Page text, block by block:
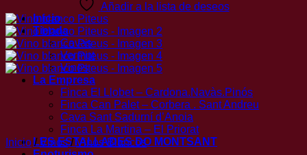
Inicio
Tienda
Cavas
Vermut
Vinos
La Empresa
Finca El Llobet – Cardona.Navàs.Pinós
Finca Can Palet – Corbera . Sant Andreu
Cava Sant Sadurní d’Anoia
Finca La Martina – El Priorat
LES ESTALLADES DO MONTSANT
Añadir a la lista de deseos
Inicio / Vinos / Vinos Blancos